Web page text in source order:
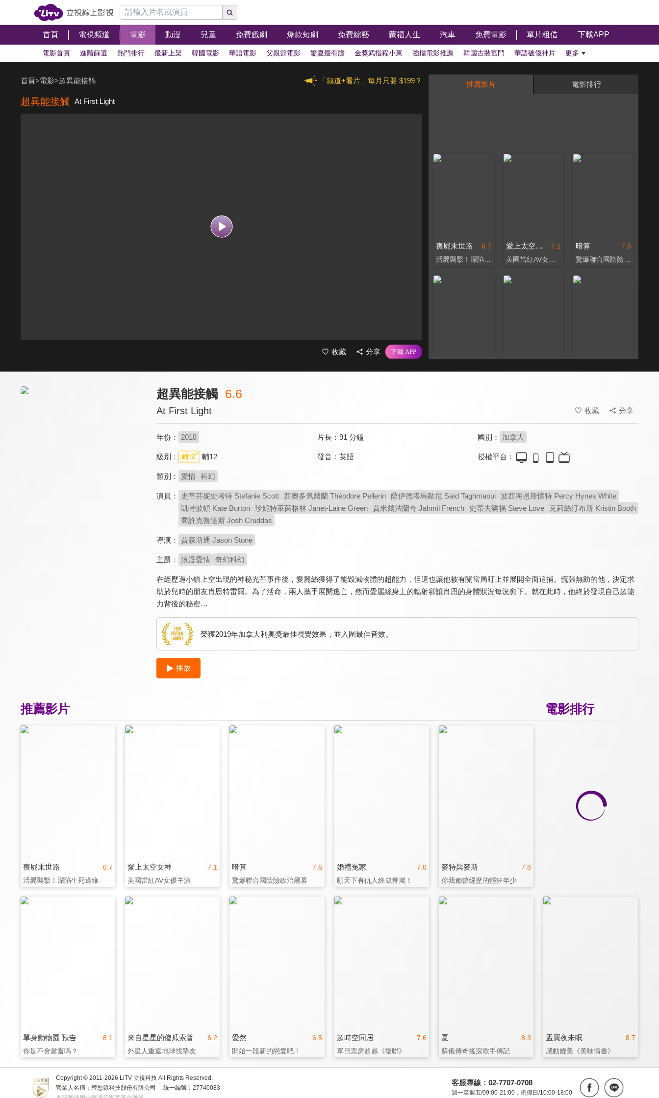
首頁 電視頻道 電影 動漫 兒童 免費戲劇 爆款短劇 免費綜藝 蒙福人生 汽車 免費電影 單片租借 下載APP
電影首頁 進階篩選 熱門排行 最新上架 韓國電影 華語電影 父親節電影 驚夏最有膽 金獎武指程小東 強檔電影推薦 韓國古裝宮鬥 華語破億神片 更多
「頻道+看片」每月只要 $199？
首頁>電影>超異能接觸
超異能接觸 At First Light
收藏 分享
推薦影片 電影排行
6.7
喪屍末世路
活屍襲擊！深陷生死邊緣
7.1
愛上太空女神
美國當紅AV女優主演
7.6
暗算
驚爆聯合國陰險政治黑幕
6.2
來自星星的傻瓜索普
外星人重返地球找摯友
6.5
愛然
開始一段新的戀愛吧！
超時空同居
單日票房超越《復聯》
超異能接觸 6.6
At First Light 收藏 分享
年份： 2018 片長： 91 分鐘 國別： 加拿大
級別： 輔12 發音： 英語 授權平台：
類別： 愛情 科幻
演員： 史蒂芬妮史考特 Stefanie Scott 西奧多佩爾蘭 Théodore Pellerin 薩伊德塔馬歐尼 Saïd Taghmaoui 波西海恩斯懷特 Percy Hynes White
凱特波頓 Kate Burton 珍妮特萊茵格林 Janet-Laine Green 賈米爾法蘭奇 Jahmil French 史蒂夫樂福 Steve Love
克莉絲汀布斯 Kristin Booth
喬許克魯達斯 Josh Cruddas
導演： 賈森斯通 Jason Stone
主題： 浪漫愛情 奇幻科幻
在經歷過小鎮上空出現的神秘光芒事件後，愛麗絲獲得了能毀滅物體的超能力，但這也讓他被有關當局盯上並展開全面追捕。慌張無助的他，決定求
助於兒時的朋友肖恩特雷爾。為了活命，兩人攜手展開逃亡，然而愛麗絲身上的輻射卻讓肖恩的身體狀況每況愈下。就在此時，他終於發現自己超能
力背後的秘密…
榮獲2019年加拿大利奧獎最佳視覺效果，並入圍最佳音效。
播放
電影排行
推薦影片
6.7
喪屍末世路
活屍襲擊！深陷生死邊緣
7.1
愛上太空女神
美國當紅AV女優主演
7.6
暗算
驚爆聯合國陰險政治黑幕
7.0
婚禮冤家
願天下有仇人終成眷屬！
7.8
麥特與麥斯
你我都曾經歷的輕狂年少
8.1
單身動物園 預告
你是不會當畜嗎？
6.2
來自星星的傻瓜索普
外星人重返地球找摯友
6.5
愛然
開始一段新的戀愛吧！
7.6
超時空同居
單日票房超越《復聯》
8.3
夏
蘇俄傳奇搖滾歌手傳記
8.7
孟買夜未眠
感動媲美《美味情書》
Copyright © 2011-2026 LiTV 立視科技 All Rights Reserved.
營業人名稱：替您錄科技股份有限公司
統一編號：27740083
客服專線：02-7707-0708
週一至週五/09:00-21:00，例假日/10:00-18:00